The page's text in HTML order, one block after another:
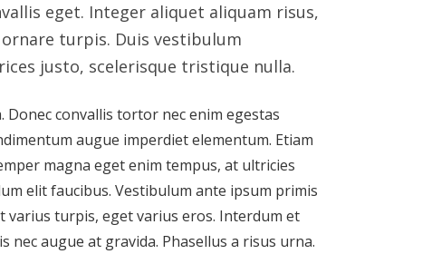
eget. Integer aliquet aliquam risus,
turpis. Duis vestibulum
justo, scelerisque tristique nulla.
convallis tortor nec enim egestas
augue imperdiet elementum. Etiam
magna eget enim tempus, at ultricies
elit faucibus. Vestibulum ante ipsum primis
varius turpis, eget varius eros. Interdum et
nec augue at gravida. Phasellus a risus urna.